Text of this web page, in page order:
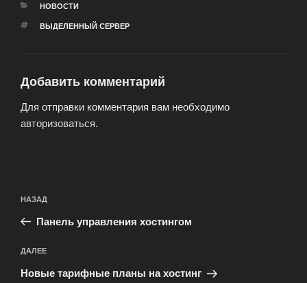
РУБРИКИ
НОВОСТИ
МЕТКИ
ВЫДЕЛЕННЫЙ СЕРВЕР
Добавить комментарий
Для отправки комментария вам необходимо
авторизоваться.
по
записям
Предыдущая
запись:
НАЗАД
Панель управления хостингом
Следующая
запись
ДАЛЕЕ
Новые тарифные планы на хостинг